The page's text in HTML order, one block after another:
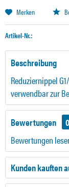
Merken
Artikel-Nr.:
Beschreibung
Reduziernippel
verwendbar zur
Bewertungen
0
Bewertungen
Kunden kauften